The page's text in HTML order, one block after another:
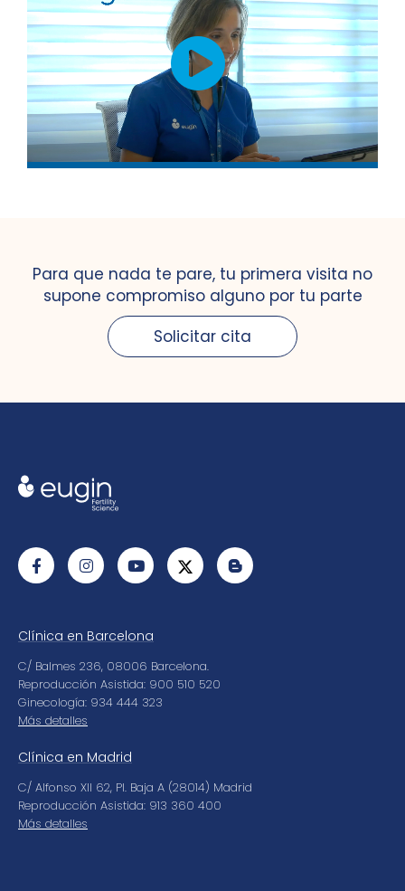
Para que nada te pare, tu primera visita no
supone compromiso alguno por tu parte
Solicitar cita
Clínica en Barcelona
C/ Balmes 236, 08006 Barcelona.
Reproducción Asistida: 900 510 520
Ginecología: 934 444 323
Más detalles
Clínica en Madrid
C/ Alfonso XII 62, Pl. Baja A (28014) Madrid
Reproducción Asistida: 913 360 400
Más detalles